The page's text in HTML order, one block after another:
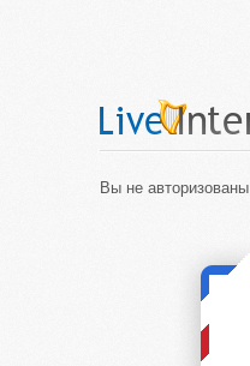
Вы не авторизованы